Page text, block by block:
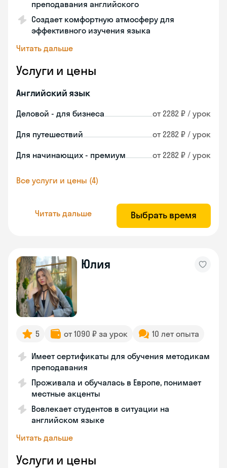
преподавания английского
Создает комфортную атмосферу для
эффективного изучения языка
Читать дальше
Услуги и цены
Английский язык
Деловой - для бизнеса от 2282 ₽ / урок
Для путешествий от 2282 ₽ / урок
Для начинающих - премиум от 2282 ₽ / урок
Все услуги и цены (4)
Читать дальше Выбрать время
Юлия
5 от 1090 ₽ за урок 10 лет опыта
Имеет сертификаты для обучения методикам
преподавания
Проживала и обучалась в Европе, понимает
местные акценты
Вовлекает студентов в ситуации на
английском языке
Читать дальше
Услуги и цены